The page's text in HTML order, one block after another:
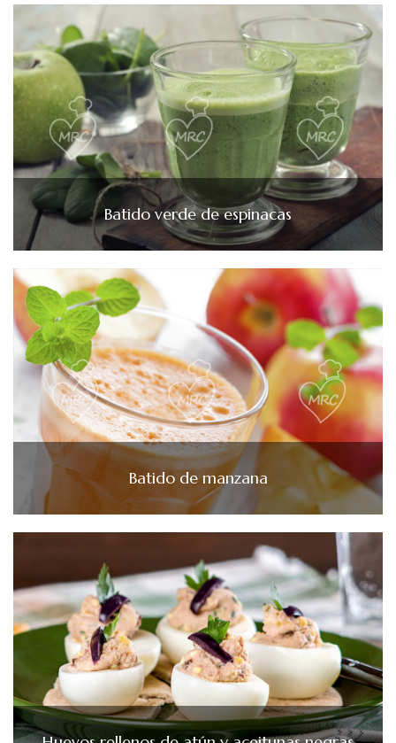
Batido verde de espinacas
Batido de manzana